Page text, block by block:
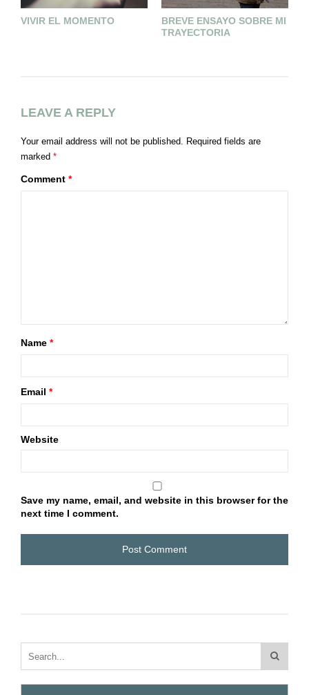
VIVIR EL MOMENTO
BREVE ENSAYO SOBRE MI
TRAYECTORIA
LEAVE A REPLY
Your email address will not be published. Required fields are
marked *
Comment *
Name *
Email *
Website
Save my name, email, and website in this browser for the
next time I comment.